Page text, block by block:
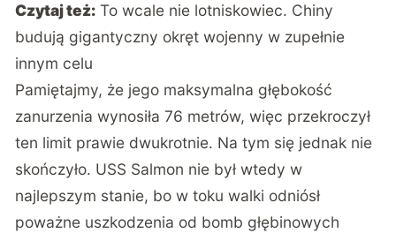
Czytaj też: To wcale nie lotniskowiec. Chiny
budują gigantyczny okręt wojenny w zupełnie
innym celu
Pamiętajmy, że jego maksymalna głębokość
zanurzenia wynosiła 76 metrów, więc przekroczył
ten limit prawie dwukrotnie. Na tym się jednak nie
skończyło. USS Salmon nie był wtedy w
najlepszym stanie, bo w toku walki odniósł
poważne uszkodzenia od bomb głębinowych